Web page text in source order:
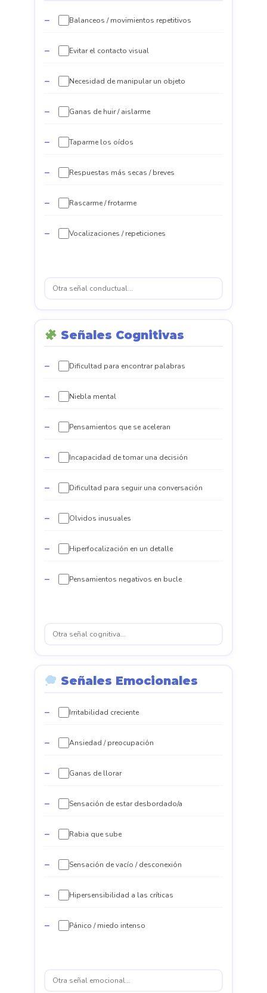
Balanceos / movimientos repetitivos
Evitar el contacto visual
Necesidad de manipular un objeto
Ganas de huir / aislarme
Taparme los oídos
Respuestas más secas / breves
Rascarme / frotarme
Vocalizaciones / repeticiones
Señales Cognitivas
Dificultad para encontrar palabras
Niebla mental
Pensamientos que se aceleran
Incapacidad de tomar una decisión
Dificultad para seguir una conversación
Olvidos inusuales
Hiperfocalización en un detalle
Pensamientos negativos en bucle
Señales Emocionales
Irritabilidad creciente
Ansiedad / preocupación
Ganas de llorar
Sensación de estar desbordado/a
Rabia que sube
Sensación de vacío / desconexión
Hipersensibilidad a las críticas
Pánico / miedo intenso